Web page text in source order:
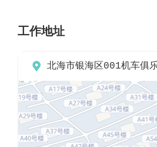
工作地址
 北海市银海区001机车俱